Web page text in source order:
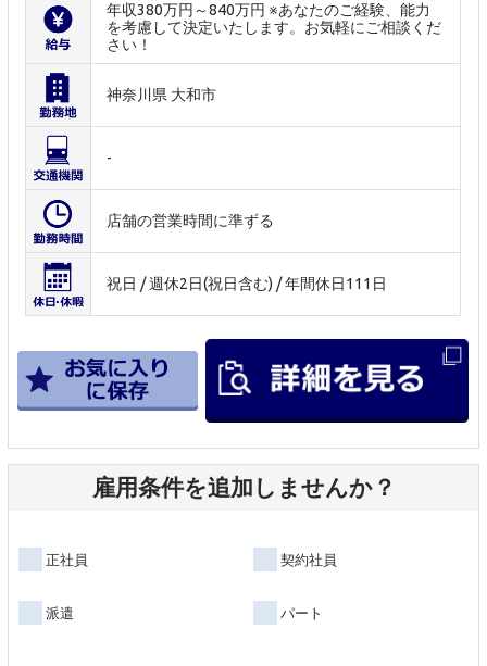
年収380万円～840万円 ※あなたのご経験、能力
を考慮して決定いたします。お気軽にご相談くだ
さい！
神奈川県 大和市
-
店舗の営業時間に準ずる
祝日 / 週休2日(祝日含む) / 年間休日111日
雇用条件を追加しませんか？
正社員 契約社員
派遣 パート